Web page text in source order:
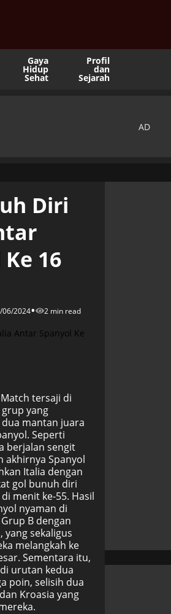
Gaya
Hidup
Sehat
Profil
dan
Sejarah
Diri
16
06/2024• 2 min read
Match tersaji di
yang
mantan juara
Seperti
berjalan sengit
akhirnya Spanyol
Italia dengan
gol bunuh diri
menit ke-55. Hasil
nyaman di
B dengan
yang sekaligus
melangkah ke
Sementara itu,
urutan kedua
poin, selisih dua
Kroasia yang